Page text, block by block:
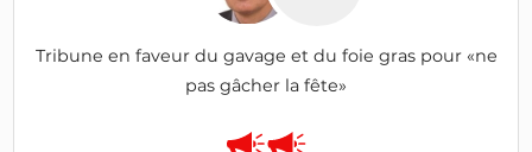
Tribune en faveur du gavage et du foie gras pour «ne
pas gâcher la fête»